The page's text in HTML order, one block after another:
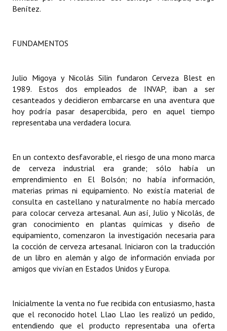
INSTITUCIONAL
Noticias Destacadas
Registros y Distinciones
Audiencias Públicas - Registro
Mujeres que Dejaron Huellas - Registro
Periodistas Decanos - Registro
Ciudadano Ilustre - Registro
Banca del Vecino - Registro
Huéspedes de Honor - Registro
Reconocimientos - Registro
Benítez.
FUNDAMENTOS
Julio Migoya y Nicolás Silin fundaron Cerveza Blest en
1989. Estos dos empleados de INVAP, iban a ser
cesanteados y decidieron embarcarse en una aventura que
hoy podría pasar desapercibida, pero en aquel tiempo
representaba una verdadera locura.
En un contexto desfavorable, el riesgo de una mono marca
de cerveza industrial era grande; sólo había un
emprendimiento en El Bolsón; no había información,
materias primas ni equipamiento. No existía material de
consulta en castellano y naturalmente no había mercado
para colocar cerveza artesanal. Aun así, Julio y Nicolás, de
gran conocimiento en plantas químicas y diseño de
equipamiento, comenzaron la investigación necesaria para
la cocción de cerveza artesanal. Iniciaron con la traducción
de un libro en alemán y algo de información enviada por
amigos que vivían en Estados Unidos y Europa.
Inicialmente la venta no fue recibida con entusiasmo, hasta
que el reconocido hotel Llao Llao les realizó un pedido,
entendiendo que el producto representaba una oferta